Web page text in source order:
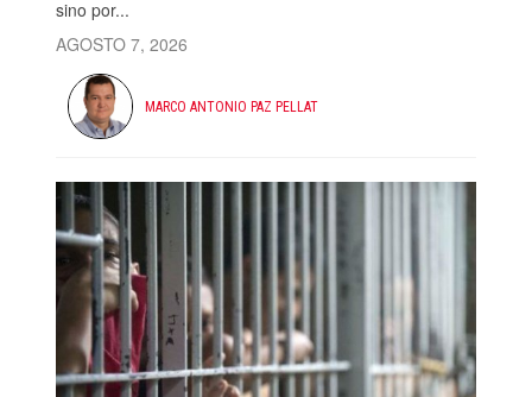
sino por...
AGOSTO 7, 2026
MARCO ANTONIO PAZ PELLAT